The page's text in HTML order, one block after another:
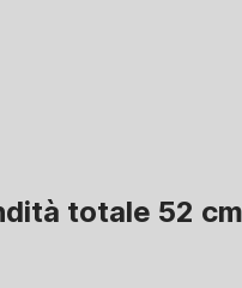
totale 52